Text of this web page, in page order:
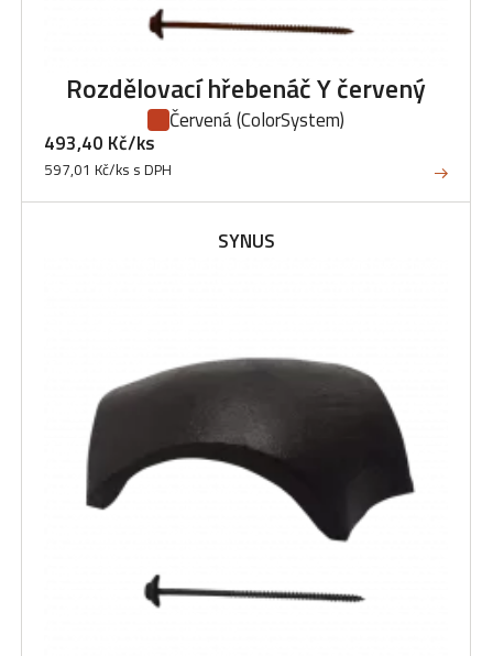
Rozdělovací hřebenáč Y červený
Červená(ColorSystem)
493,40 Kč/ks
597,01 Kč/ks s DPH
SYNUS